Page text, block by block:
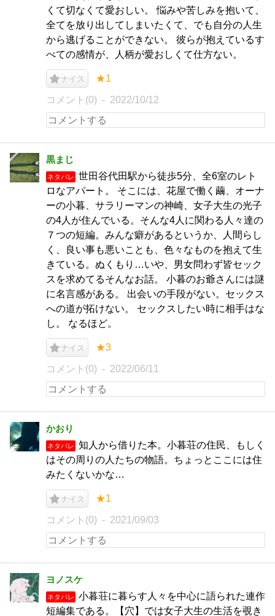
くて切なくて愛おしい。 悩みや苦しみを抱いて、
全てを放り出してしまいたくて、でも自分の人生
から逃げることができない。 彼らが抱えているす
べての感情が、人柄が愛おしくて仕方ない。
ナイス ★1
コメント(0) 2022/10/12
黒まじ
ネタバレ
世田谷代田駅から徒歩5分、全6室のレト
ロなアパート。 そこには、花屋で働く繭、オーナ
ーの小暮、サラリーマンの神崎、女子大生の光子
の4人が住んでいる。そんな4人に関わる人々達の
７つの短編。みんな癖があるというか、人間らし
く、良い事も悪いことも、色々なものを抱えて生
きている。ぬくもり…いや、男女問わず皆セック
スを求めてるそんなお話。 小暮のお爺さんには謎
に名言感がある。 出会いの手段がない。セックス
への道が拓けない。 セックスしたい時に相手はな
し。 なるほど。
ナイス ★3
コメント(0) 2022/06/11
かおり
ネタバレ
知人から借りた本。小暮荘の住民、もしく
はその周りの人たちの物語。ちょっとここには住
みたくないかな…
ナイス ★1
コメント(0) 2021/09/03
ヨノスケ
ネタバレ
小暮荘に暮らす人々を中心に語られた連作
短編集である。【穴】では女子大生の生活を覗き